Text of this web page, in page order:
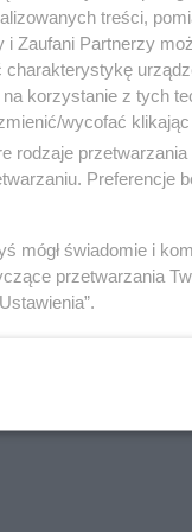
roku,
wybudowane w
Lumen (23
wyniósł
(6,8%). W
treści,
Zaufani Partnerzy
korzystanie z tych
wycofać
rodzaje
Preferencje
mógł świadomie i
przetwarzania